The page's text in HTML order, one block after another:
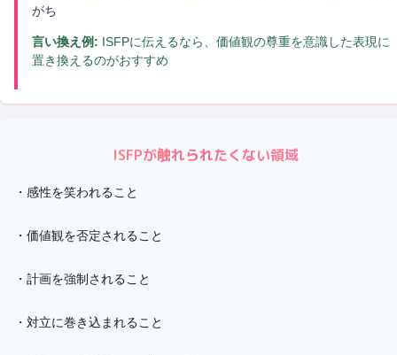
がち
言い換え例: ISFPに伝えるなら、価値観の尊重を意識した表現に
置き換えるのがおすすめ
ISFPが触れられたくない領域
・ 感性を笑われること
・ 価値観を否定されること
・ 計画を強制されること
・ 対立に巻き込まれること